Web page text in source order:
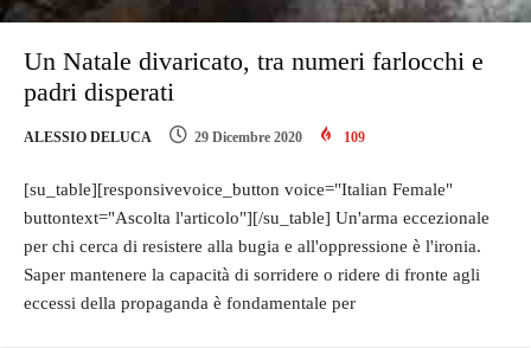
Un Natale divaricato, tra numeri farlocchi e
padri disperati
ALESSIO DELUCA 29 Dicembre 2020 109
[su_table][responsivevoice_button voice="Italian Female"
buttontext="Ascolta l'articolo"][/su_table] Un'arma eccezionale
per chi cerca di resistere alla bugia e all'oppressione è l'ironia.
Saper mantenere la capacità di sorridere o ridere di fronte agli
eccessi della propaganda è fondamentale per